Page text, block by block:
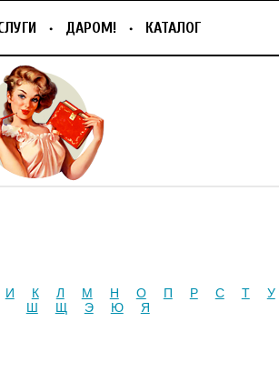
ДАРОМ! КАТАЛОГ
И К Л М Н О П Р С Т У
Ш
Щ Э Ю Я